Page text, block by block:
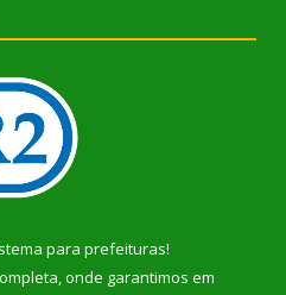
para prefeituras!
onde garantimos em